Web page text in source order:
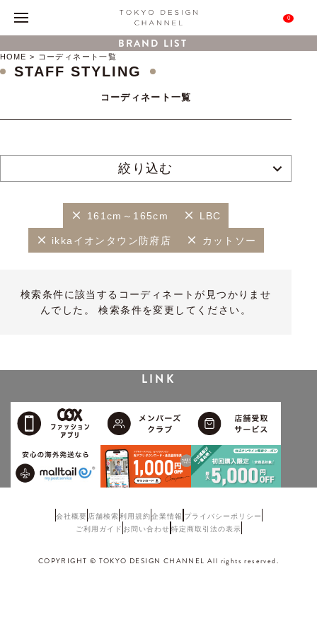
0
BRAND LIST
HOME コーディネート一覧
STAFF STYLING
コーディネート一覧
絞り込む
161cm～165cm LBC
ikkaイオンタウン防府店 カットソー
検索条件に該当するコーディネートが見つかりませ
んでした。 検索条件を変更してください。
LINK
会社概要 店舗検索利用規約企業情報 プライバシーポリシー
ご利用ガイド お問い合わせ 特定商取引法の表示
COPYRIGHT © TOKYO DESIGN CHANNEL All rights reserved.